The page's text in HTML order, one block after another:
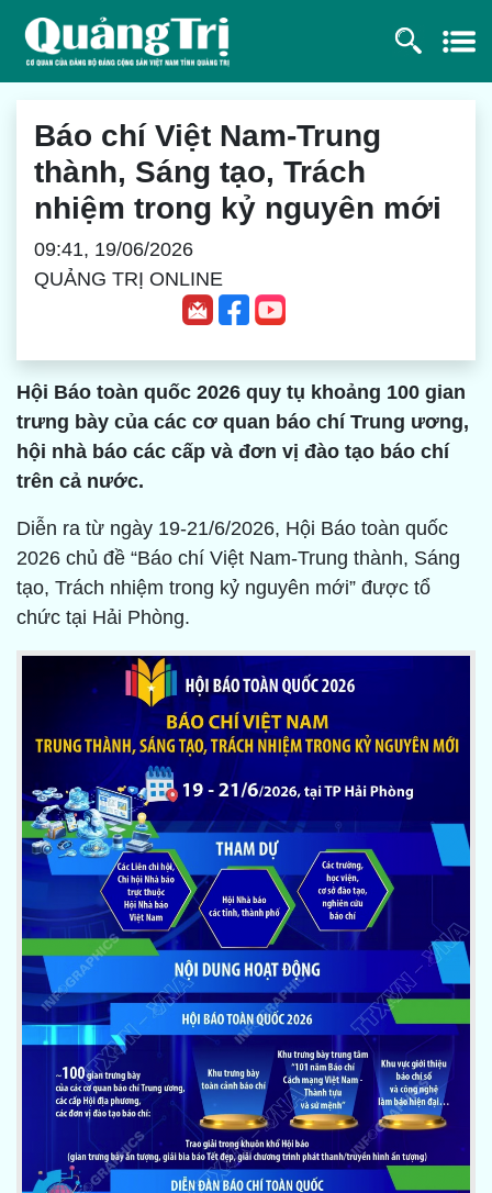
Báo chí Việt Nam-Trung
thành, Sáng tạo, Trách
nhiệm trong kỷ nguyên mới
09:41, 19/06/2026
QUẢNG TRỊ ONLINE
Hội Báo toàn quốc 2026 quy tụ khoảng 100 gian
trưng bày của các cơ quan báo chí Trung ương,
hội nhà báo các cấp và đơn vị đào tạo báo chí
trên cả nước.
Diễn ra từ ngày 19-21/6/2026, Hội Báo toàn quốc
2026 chủ đề “Báo chí Việt Nam-Trung thành, Sáng
tạo, Trách nhiệm trong kỷ nguyên mới” được tổ
chức tại Hải Phòng.